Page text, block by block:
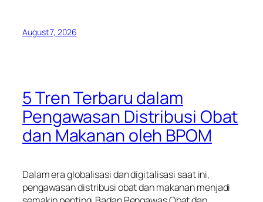
August 7, 2026
5 Tren Terbaru dalam
Pengawasan Distribusi Obat
dan Makanan oleh BPOM
Dalam era globalisasi dan digitalisasi saat ini,
pengawasan distribusi obat dan makanan menjadi